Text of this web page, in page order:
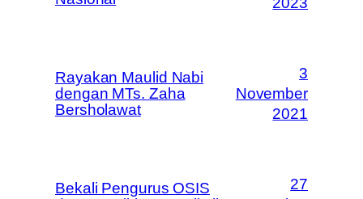
Rayakan Maulid Nabi
dengan MTs. Zaha
Bersholawat
3
November
2021
Bekali Pengurus OSIS
27